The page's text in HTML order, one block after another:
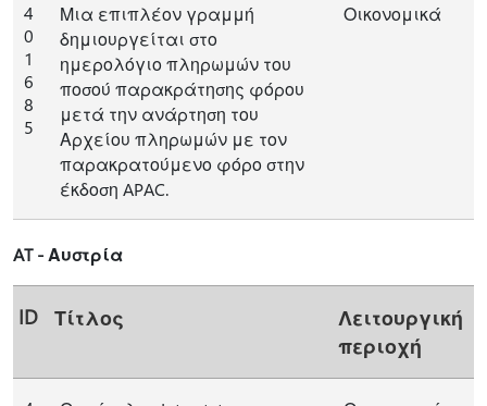
4
0
1
6
8
5
Μια επιπλέον γραμμή
δημιουργείται στο
ημερολόγιο πληρωμών του
ποσού παρακράτησης φόρου
μετά την ανάρτηση του
Αρχείου πληρωμών με τον
παρακρατούμενο φόρο στην
έκδοση APAC.
Οικονομικά
AT - Αυστρία
ID Τίτλος
Λειτουργική
περιοχή